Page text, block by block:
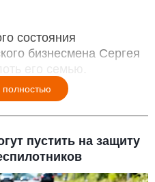
состояния
бизнесмена Сергея
его семью.
полностью
пустить на защиту